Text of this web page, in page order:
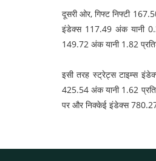
दूसरी ओर, गिफ्ट निफ्टी
इंडेक्स 117.49 अंक यानी
149.72 अंक यानी 1.82
इसी तरह स्ट्रेट्स टाइम्स
425.54 अंक यानी 1.62
पर और निक्केई इंडेक्स